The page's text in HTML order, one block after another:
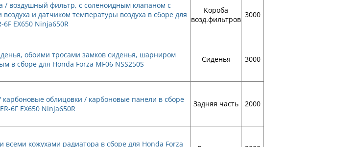
/ воздушный фильтр, с соленоидным клапаном с
и датчиком температуры воздуха в сборе для
6F EX650 Ninja650R
Короба
возд.фильтров
3000
обоими тросами замков сиденья, шарниром
в сборе для Honda Forza MF06 NSS250S
Сиденья 3000
облицовки / карбоновые панели в сборе
6F EX650 Ninja650R
Задняя часть 2000
кожухами радиатора в сборе для Honda Forza